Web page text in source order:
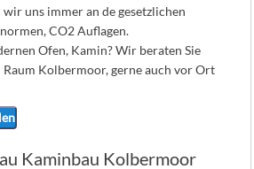
uns immer an de gesetzlichen
CO2 Auflagen.
Ofen, Kamin? Wir beraten Sie
Kolbermoor, gerne auch vor Ort
Kaminbau Kolbermoor